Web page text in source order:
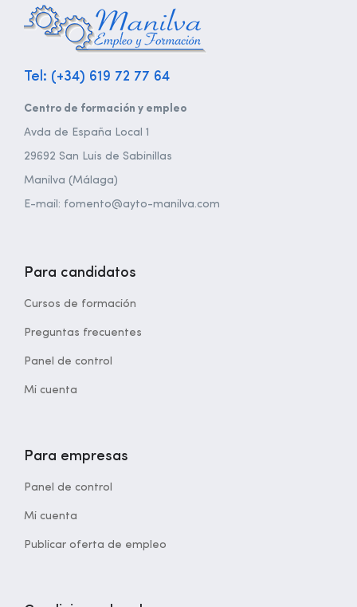
Tel: (+34) 619 72 77 64
Centro de formación y empleo
Avda de España Local 1
29692 San Luis de Sabinillas
Manilva (Málaga)
E-mail: fomento@ayto-manilva.com
Para candidatos
Cursos de formación
Preguntas frecuentes
Panel de control
Mi cuenta
Para empresas
Panel de control
Mi cuenta
Publicar oferta de empleo